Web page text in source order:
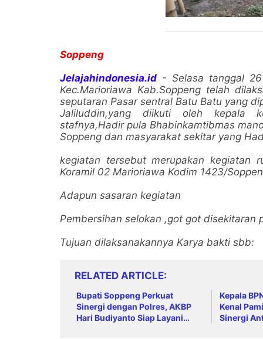
Soppeng
Jelajahindonesia.id - Selasa tanggal
Kec.Marioriawa Kab.Soppeng telah
seputaran Pasar sentral Batu Batu yang
Jaliluddin,yang diikuti oleh kepala
stafnya,Hadir pula Bhabinkamtibmas
Soppeng dan masyarakat sekitar yang
kegiatan tersebut merupakan kegiatan
Koramil 02 Marioriawa Kodim 1423/
Adapun sasaran kegiatan
Pembersihan selokan ,got got disekitaran
Tujuan dilaksanakannya Karya bakti sbb:
RELATED ARTICLE
Bupati Soppeng Perkuat
Sinergi dengan Polres, AKBP
Hari Budiyanto Siap Layani
Kepala
Kenal
Sinergi